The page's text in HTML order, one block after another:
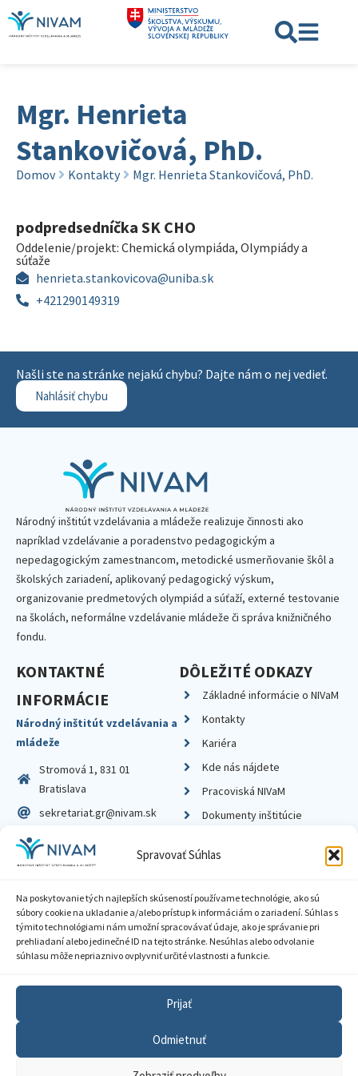
Spravovať Súhlas
Na poskytovanie tých najlepších skúseností používame technológie, ako sú
súbory cookie na ukladanie a/alebo prístup k informáciám o zariadení. Súhlas s
týmito technológiami nám umožní spracovávať údaje, ako je správanie pri
prehliadaní alebo jedinečné ID na tejto stránke. Nesúhlas alebo odvolanie
súhlasu môže nepriaznivo ovplyvniť určité vlastnosti a funkcie.
Prijať
Odmietnuť
Mgr. Henrieta
Stankovičová, PhD.
Domov Kontakty Mgr. Henrieta Stankovičová, PhD.
podpredsedníčka SK CHO
Oddelenie/projekt: Chemická olympiáda, Olympiády a
súťaže
henrieta.stankovicova@uniba.sk
+421290149319
Našli ste na stránke nejakú chybu? Dajte nám o nej vedieť.
Nahlásiť chybu
Národný inštitút vzdelávania a mládeže realizuje činnosti ako
napríklad vzdelávanie a poradenstvo pedagogickým a
nepedagogickým zamestnancom, metodické usmerňovanie škôl a
školských zariadení, aplikovaný pedagogický výskum,
organizovanie predmetových olympiád a súťaží, externé testovanie
na školách, neformálne vzdelávanie mládeže či správa knižničného
fondu.
KONTAKTNÉ
INFORMÁCIE
Národný inštitút vzdelávania a
mládeže
Stromová 1, 831 01
Bratislava
sekretariat.gr@nivam.sk
IČO: 00164348
DIČ: 2020798714
DÔLEŽITÉ ODKAZY
Základné informácie o NIVaM
Kontakty
Kariéra
Kde nás nájdete
Pracoviská NIVaM
Dokumenty inštitúcie
Zásady ochrany súkromia
Sprístupnenie informácií